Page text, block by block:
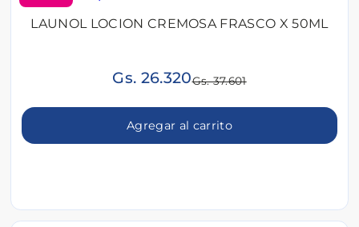
LAUNOL LOCION CREMOSA FRASCO X 50ML
Gs. 26.320Gs. 37.601
Agregar al carrito